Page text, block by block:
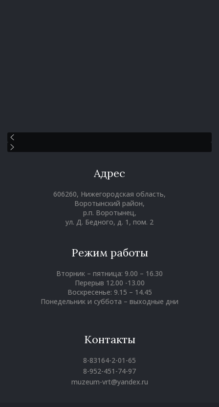
Адрес
606260, Нижегородская область,
Воротынский район,
р.п. Воротынец,
ул. Д. Бедного, д. 1, пом. 2
Режим работы
Вторник – пятница: 9.00 – 16.30
Перерыв 12.00 -13.00
Воскресенье: 9.15 – 14.45
Понедельник и суббота – выходные дни
Контакты
8-83164-2-01-65
8-952-451-74-97
muzeum-vrt@yandex.ru